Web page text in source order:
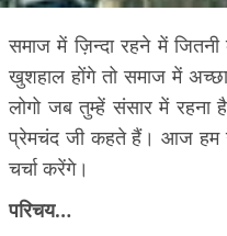
समाज में ज़िन्दा रहने में
खुशहाल होंगे तो समाज में
लोगो जब तुम्हें संसार में रहना
प्रेमचंद जी कहते हैं। आज हम
चर्चा करेंगे।
परिचय…